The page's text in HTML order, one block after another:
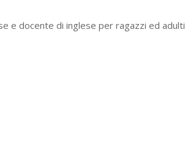
e docente di inglese per ragazzi ed adulti